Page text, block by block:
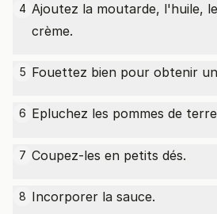
4 Ajoutez la moutarde, l'huile,
crème.
5 Fouettez bien pour obtenir
6 Epluchez les pommes de terre
7 Coupez-les en petits dés.
8 Incorporer la sauce.